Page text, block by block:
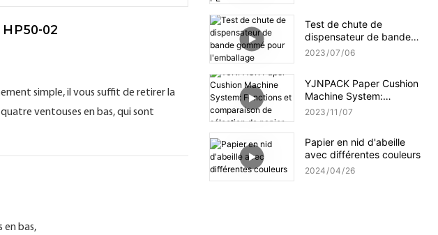
02
simple, il vous suffit de retirer la
ventouses en bas, qui sont
en bas,
Test de chute de
dispensateur de bande
gommé pour l'emballage
2023 07 06
YJNPACK Paper Cushion
Machine System:
Fonctions et comparaison
2023 11 07
Papier en nid d'abeille
avec différentes couleurs
2024 04 26